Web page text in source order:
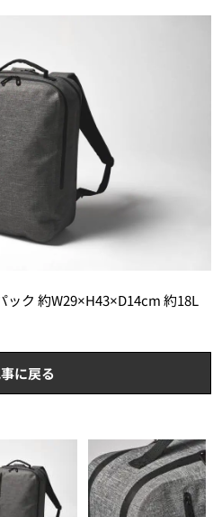
ク 約W29×H43×D14cm 約18L
に戻る